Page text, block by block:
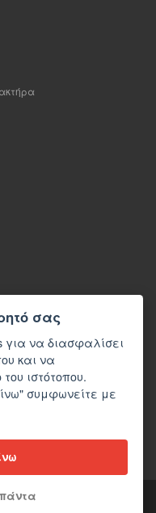
σας
για να διασφαλίσει
και να
ιστότοπου.
συμφωνείτε με